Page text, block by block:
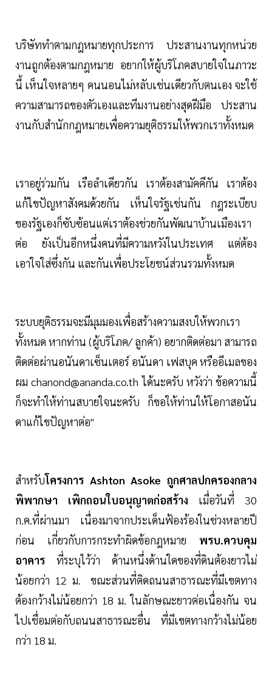
บริษัททำตามกฎหมายทุกประการ ประสานงานทุกหน่วย
งานถูกต้องตามกฎหมาย อยากให้ผู้บริโภคสบายใจในภาวะ
นี้ เห็นใจหลายๆ คนนอนไม่หลับเช่นเดียวกับตนเอง จะใช้
ความสามารถของตัวเองและทีมงานอย่างสุดฝีมือ ประสาน
งานกับสำนักกฎหมายเพื่อความยุติธรรมให้พวกเราทั้งหมด
เราอยู่ร่วมกัน เรือลำเดียวกัน เราต้องสามัคคีกัน เราต้อง
แก้ไขปัญหาสังคมด้วยกัน เห็นใจรัฐเช่นกัน กฎระเบียบ
ของรัฐเองก็ซับซ้อนแต่เราต้องช่วยกันพัฒนาบ้านเมืองเรา
ต่อ ยังเป็นอีกหนึ่งคนที่มีความหวังในประเทศ แต่ต้อง
เอาใจใส่ซึ่งกัน และกันเพื่อประโยชน์ส่วนรวมทั้งหมด
ระบบยุติธรรมจะมีมุมมองเพื่อสร้างความสงบให้พวกเรา
ทั้งหมด หากท่าน (ผู้บริโภค/ ลูกค้า) อยากติดต่อมา สามารถ
ติดต่อผ่านอนันดาเซ็นเตอร์ อนันดา เฟสบุค หรืออีเมลของ
ผมchanond@ananda.co.th ได้นะครับ หวังว่า ข้อความนี้
ก็จะทำให้ท่านสบายใจนะครับ ก็ขอให้ท่านให้โอกาสอนัน
ดาแก้ไขปัญหาต่อ"
สำหรับโครงการ Ashton Asoke ถูกศาลปกครองกลาง
พิพากษา เพิกถอนใบอนุญาตก่อสร้าง เมื่อวันที่ 30
ก.ค.ที่ผ่านมา เนื่องมาจากประเด็นฟ้องร้องในช่วงหลายปี
ก่อน เกี่ยวกับการกระทำผิดข้อกฎหมาย พรบ.ควบคุม
อาคาร ที่ระบุไว้ว่า ด้านหนึ่งด้านใดของที่ดินต้องยาวไม่
น้อยกว่า 12 ม. ขณะส่วนที่ติดถนนสาธารณะที่มีเขตทาง
ต้องกว้างไม่น้อยกว่า 18 ม. ในลักษณะยาวต่อเนื่องกัน จน
ไปเชื่อมต่อกับถนนสาธารณะอื่น ที่มีเขตทางกว้างไม่น้อย
กว่า 18 ม.